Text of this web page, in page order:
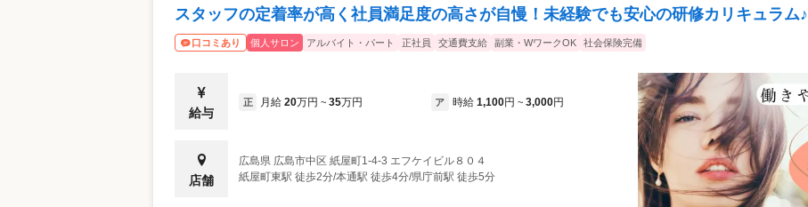
スタッフの定着率が高く社員満足度の高さが自慢！未経験でも安心の研修カリキュラム♪
口コミあり 個人サロン アルバイト・パート 正社員 交通費支給 副業・WワークOK 社会保険完備
給与
正 月給 20万円 ~ 35万円 ア 時給 1,100円 ~ 3,000円
店舗
広島県 広島市中区 紙屋町1-4-3 エフケイビル８０４
紙屋町東駅 徒歩2分/本通駅 徒歩4分/県庁前駅 徒歩5分